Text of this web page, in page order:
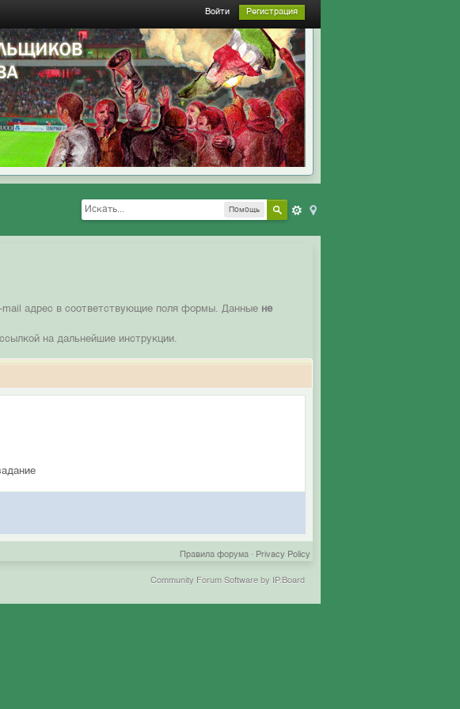
Войти Регистрация
Помощь
адрес в соответствующие поля формы. Данные не
на дальнейшие инструкции.
Privacy Policy
Правила форума ·
Community Forum Software by IP.Board